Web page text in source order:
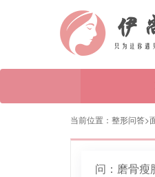
当前位置： 整形问答>
问：磨骨瘦